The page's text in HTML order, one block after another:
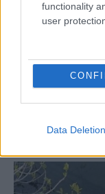
functionality
user
Data Deletion
Καλύτερη η
Λακωνία -
και το
δυνάμεις